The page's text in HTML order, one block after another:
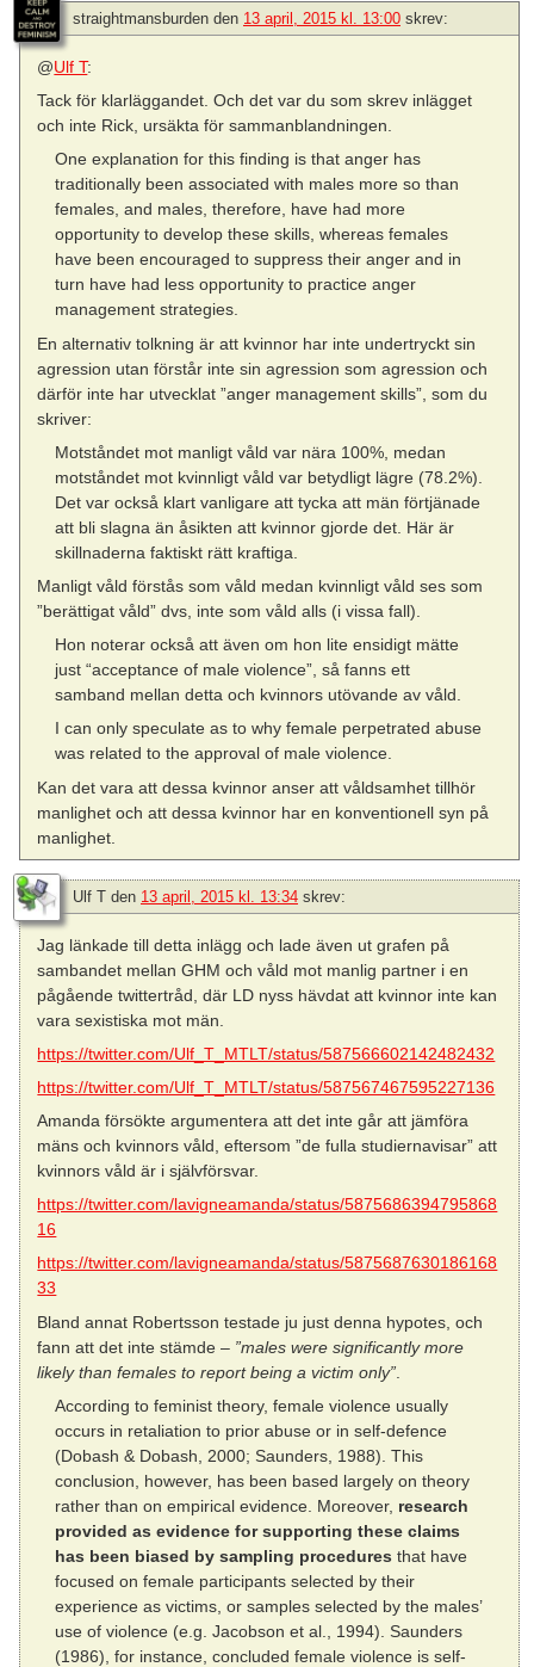
straightmansburden den 13 april, 2015 kl. 13:00 skrev:
@Ulf T:
Tack för klarläggandet. Och det var du som skrev inlägget
och inte Rick, ursäkta för sammanblandningen.
One explanation for this finding is that anger has
traditionally been associated with males more so than
females, and males, therefore, have had more
opportunity to develop these skills, whereas females
have been encouraged to suppress their anger and in
turn have had less opportunity to practice anger
management strategies.
En alternativ tolkning är att kvinnor har inte undertryckt sin
agression utan förstår inte sin agression som agression och
därför inte har utvecklat ”anger management skills”, som du
skriver:
Motståndet mot manligt våld var nära 100%, medan
motståndet mot kvinnligt våld var betydligt lägre (78.2%).
Det var också klart vanligare att tycka att män förtjänade
att bli slagna än åsikten att kvinnor gjorde det. Här är
skillnaderna faktiskt rätt kraftiga.
Manligt våld förstås som våld medan kvinnligt våld ses som
”berättigat våld” dvs, inte som våld alls (i vissa fall).
Hon noterar också att även om hon lite ensidigt mätte
just “acceptance of male violence”, så fanns ett
samband mellan detta och kvinnors utövande av våld.
I can only speculate as to why female perpetrated abuse
was related to the approval of male violence.
Kan det vara att dessa kvinnor anser att våldsamhet tillhör
manlighet och att dessa kvinnor har en konventionell syn på
manlighet.
Ulf T den 13 april, 2015 kl. 13:34 skrev:
Jag länkade till detta inlägg och lade även ut grafen på
sambandet mellan GHM och våld mot manlig partner i en
pågående twittertråd, där LD nyss hävdat att kvinnor inte kan
vara sexistiska mot män.
https://twitter.com/Ulf_T_MTLT/status/587566602142482432
https://twitter.com/Ulf_T_MTLT/status/587567467595227136
Amanda försökte argumentera att det inte går att jämföra
mäns och kvinnors våld, eftersom ”de fulla studiernavisar” att
kvinnors våld är i självförsvar.
https://twitter.com/lavigneamanda/status/5875686394795868
16
https://twitter.com/lavigneamanda/status/5875687630186168
33
Bland annat Robertsson testade ju just denna hypotes, och
fann att det inte stämde – ”males were significantly more
likely than females to report being a victim only”
According to feminist theory, female violence usually
occurs in retaliation to prior abuse or in self-defence
(Dobash & Dobash, 2000; Saunders, 1988). This
conclusion, however, has been based largely on theory
rather than on empirical evidence. Moreover, research
provided as evidence for supporting these claims
has been biased by sampling procedures that have
focused on female participants selected by their
experience as victims, or samples selected by the males’
use of violence (e.g. Jacobson et al., 1994). Saunders
(1986), for instance, concluded female violence is self-